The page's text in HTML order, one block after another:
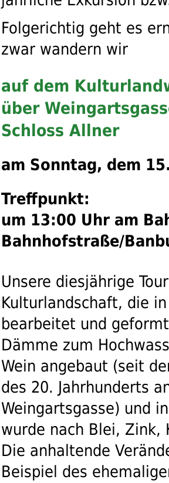
Folgerichtig geht es
zwar wandern wir
auf dem
über
Schloss Allner
am Sonntag, dem
Treffpunkt:
um 13:00 Uhr am
Bahnhofstraße/
Unsere diesjährige
Kulturlandschaft, die
bearbeitet und
Dämme zum
Wein angebaut (seit
des 20. Jahrhunderts
Weingartsgasse) und
wurde nach Blei, Zink,
Die anhaltende
Beispiel des